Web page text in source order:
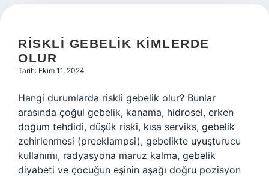
RISKLI GEBELIK KIMLERDE
OLUR
Tarih: Ekim 11, 2024
Hangi durumlarda riskli gebelik olur? Bunlar
arasında çoğul gebelik, kanama, hidrosel, erken
doğum tehdidi, düşük riski, kısa serviks, gebelik
zehirlenmesi (preeklampsi), gebelikte uyuşturucu
kullanımı, radyasyona maruz kalma, gebelik
diyabeti ve çocuğun eşinin aşağı doğru pozisyon